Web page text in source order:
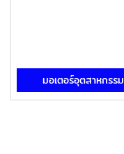
มอเตอร์อุตสาหกรรม